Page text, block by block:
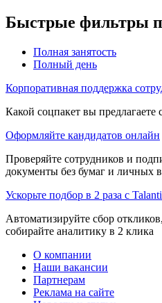
Быстрые фильтры
Полная занятость
Полный день
Корпоративная поддержка
Какой соцпакет вы
Оформляйте кандидатов онлайн
Проверяйте сотрудников и
документы без бумаг и личных
Ускорьте подбор в 2 раза с
Автоматизируйте сбор
собирайте аналитику в 2 клика
О компании
Наши вакансии
Партнерам
Реклама на сайте